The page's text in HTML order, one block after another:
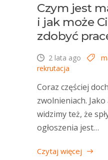
Czym jest
i jak może
zdobyć
2 lata ago
rekrutacja
Coraz częściej
zwolnieniach.
widzimy też, że
ogłoszenia jest…
Czytaj więcej